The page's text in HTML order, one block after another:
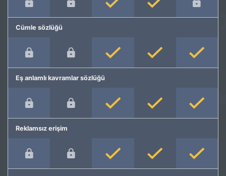
Cümle sözlüğü
Eş anlamlı kavramlar sözlüğü
Reklamsız erişim